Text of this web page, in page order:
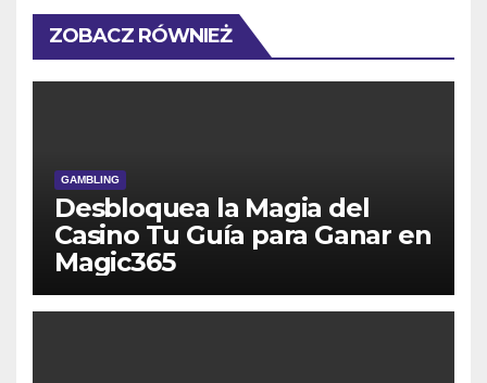
ZOBACZ RÓWNIEŻ
GAMBLING
Desbloquea la Magia del
Casino Tu Guía para Ganar en
Magic365